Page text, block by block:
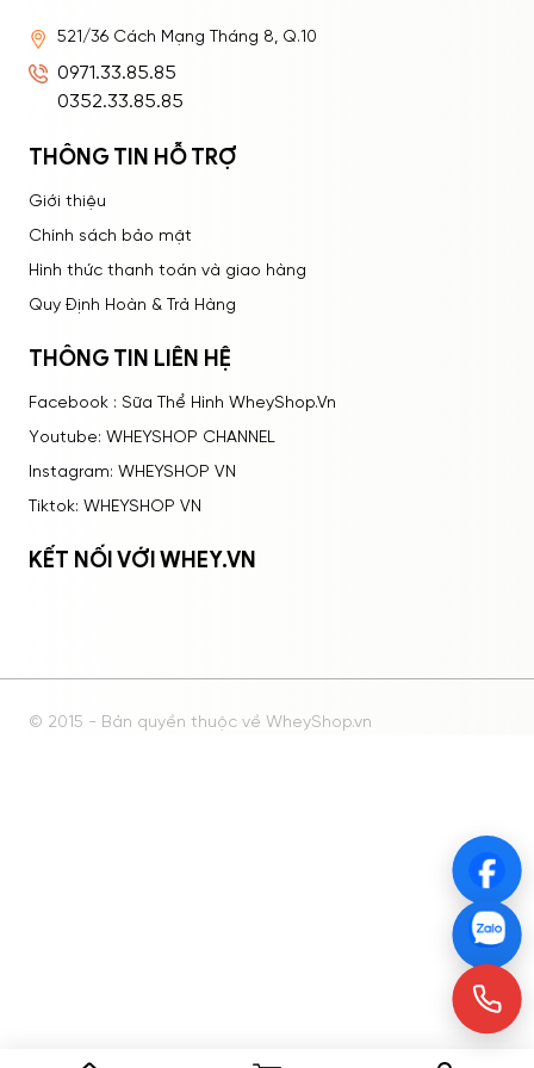
521/36 Cách Mạng Tháng 8, Q.10
0971.33.85.85
0352.33.85.85
THÔNG TIN HỖ TRỢ
Giới thiệu
Chính sách bảo mật
Hình thức thanh toán và giao hàng
Quy Định Hoàn & Trả Hàng
THÔNG TIN LIÊN HỆ
Facebook : Sữa Thể Hình WheyShop.Vn
Youtube: WHEYSHOP CHANNEL
Instagram: WHEYSHOP VN
Tiktok: WHEYSHOP VN
KẾT NỐI VỚI WHEY.VN
© 2015 - Bản quyền thuộc về WheyShop.vn